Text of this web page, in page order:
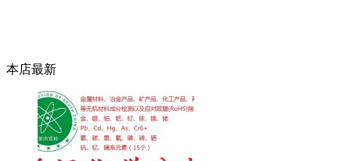
本店最新